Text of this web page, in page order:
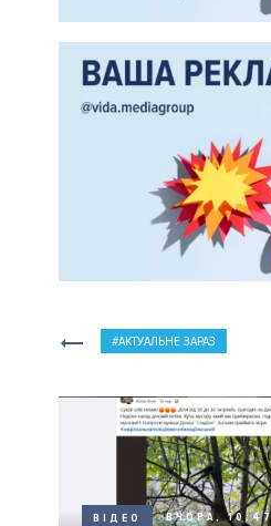
АКТУАЛЬНЕ ЗАРАЗ
ВІДЕО ВЧОРА, 10:47